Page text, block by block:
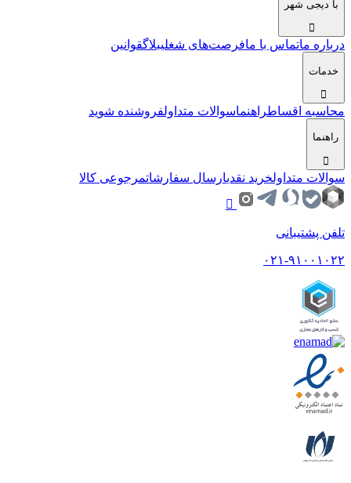
با دیجی شهر
درباره ماتماس با مافرصت‌های شغلیبلاگقوانین
خدمات
محاسبه اقساطراهنماسوالات متداولفروشنده شوید
راهنما
سوالات متداولخرید نقدیارسال سفارشاتمرجوعی کالا
تلفن پشتیبانی
۰۲۱-۹۱۰۰۱۰۲۲